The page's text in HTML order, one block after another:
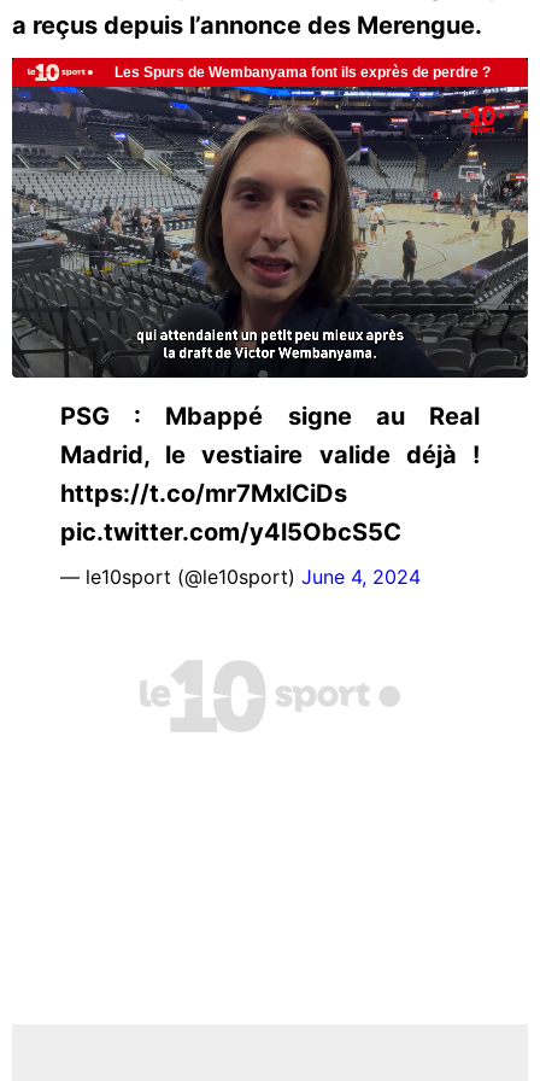
a reçus depuis l’annonce des Merengue.
PSG : Mbappé signe au Real
Madrid, le vestiaire valide déjà !
https://t.co/mr7MxlCiDs
pic.twitter.com/y4l5ObcS5C
— le10sport (@le10sport) June 4, 2024